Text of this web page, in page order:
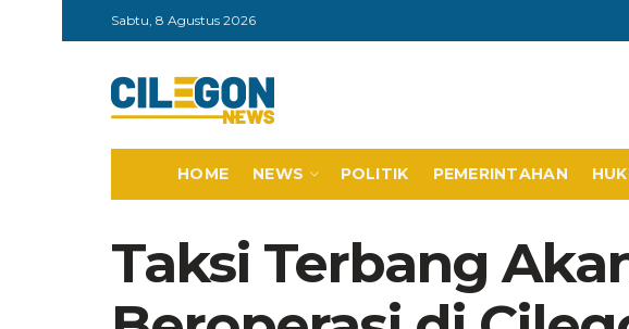
Sabtu, 8 Agustus 2026
HOME NEWS POLITIK PEMERINTAHAN
Taksi Terbang